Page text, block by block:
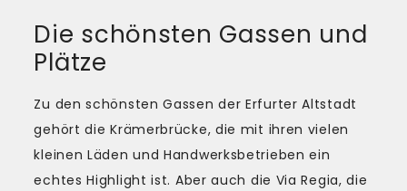
Die schönsten Gassen und
Plätze
Zu den schönsten Gassen der Erfurter Altstadt
gehört die Krämerbrücke, die mit ihren vielen
kleinen Läden und Handwerksbetrieben ein
echtes Highlight ist. Aber auch die Via Regia, die